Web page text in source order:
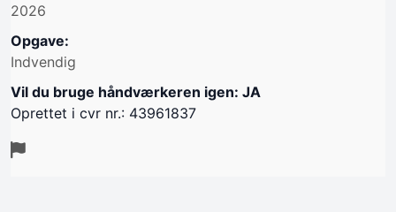
2026
Opgave:
Indvendig
Vil du bruge håndværkeren igen: JA
Oprettet i cvr nr.: 43961837